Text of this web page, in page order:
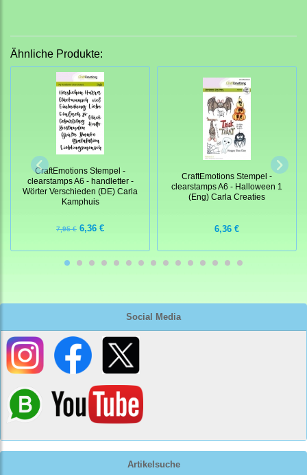
Social Media
Artikelsuche
Ähnliche Produkte:
CraftEmotions Stempel -
clearstamps A6 - handletter -
Wörter Verschieden (DE) Carla
Kamphuis
7,95 € 6,36 €
CraftEmotions Stempel -
clearstamps A6 - Halloween 1
(Eng) Carla Creaties
6,36 €